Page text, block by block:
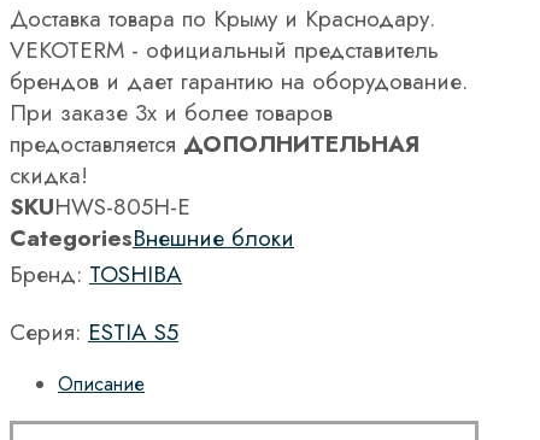
Доставка товара по Крыму и Краснодару.
VEKOTERM - официальный представитель
брендов и дает гарантию на оборудование.
При заказе 3х и более товаров
предоставляется ДОПОЛНИТЕЛЬНАЯ
скидка!
SKUHWS-805H-E
CategoriesВнешние блоки
Бренд: TOSHIBA
Серия: ESTIA S5
Описание